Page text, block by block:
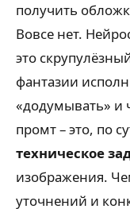
получить
Вовсе нет.
это
фантазии
«додумывать» и
промт – это, по
техническое
изображения.
уточнений и